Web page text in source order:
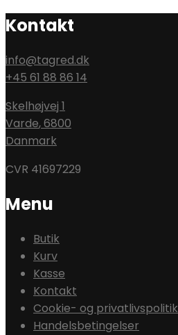
Kontakt
info@tagred.dk
+45 61 88 86 14
Skelhøjvej 1
Varde,6800
Danmark
CVR 41697229
Menu
Butik
Kurv
Kasse
Kontakt
Cookie- og privatlivspolitik
Handelsbetingelser